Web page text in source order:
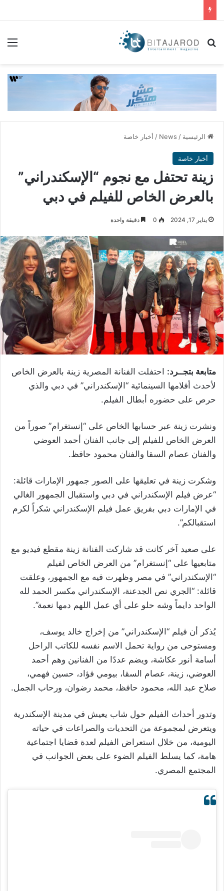
بحث عن
الرئيسية /
News
/ أخبار خاصة
أخبار خاصة
زينة تحتفل مع نجوم “الإسكندراني”
بالعرض الخاص للفيلم في دبي
يناير 17, 2024 0 دقيقة واحدة
متابعة بتجــرد: احتفلت الفنانة المصرية زينة بالعرض الخاص
لأحدث أفلامها السينمائية “الإسكندراني” في دبي والذي
حرص على حضوره أبطال الفيلم.
ونشرت زينة عبر حسابها الخاص على “إنستغرام” صوراً من
العرض الخاص للفيلم إلى جانب الفنان أحمد العوضي
والفنان عصام السقا والفنان محمود حافظ.
وشكرت زينة في تعليقها على الصور جمهور الإمارات قائلة:
“عرض فيلم الإسكندراني في دبي واستقبال الجمهور الغالي
في الإمارات دبي بفريق عمل فيلم الإسكندراني شكراً لكرم
استقبالكم”.
على صعيد آخر كانت قد شاركت الفنانة زينة مقطع فيديو مع
متابعيها على “إنستغرام” من العرض الخاص لفيلم
“الإسكندراني” في مصر وظهرت فيه مع الجمهور، وعلقت
قائلة: “الجري نص الجدعنة، الإسكندراني مكسر الحمد لله
الواحد دايماً وشه حلو على أي عمل اللهم دمها نعمة”.
يُذكر أن فيلم “الإسكندراني” من إخراج خالد يوسف،
ومستوحى من رواية تحمل الاسم نفسه للكاتب الراحل
أسامة أنور عكاشة، ويضم عددًا من الفنانين وهم أحمد
العوضي، زينة، عصام السقا، بيومي فؤاد، حسين فهمي،
صلاح عبد الله، محمود حافظ، محمد رضوان، ورحاب الجمل.
وتدور أحداث الفيلم حول شاب يعيش في مدينة الإسكندرية
ويتعرض لمجموعة من التحديات والصراعات في حياته
اليومية، من خلال استعراض الفيلم لعدة قضايا اجتماعية
هامة، كما يسلط الفيلم الضوء على بعض الجوانب في
المجتمع المصري.